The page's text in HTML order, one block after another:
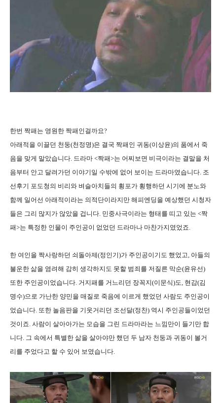
한번 짝패는 영원한 짝패인걸까요?
아래적을 이끌던 천둥(천정명)은 결국 짝패인 귀동(이상윤)의 품에서 죽
음을 맞게 말았습니다. 드라마 <짝패>는 어찌보면 비극이라는 결말을 처
음부터 안고 달려가던 이야기일 수밖에 없어 보이는 드라마였습니다. 조
선후기 포도청의 비리와 벼슬아치들의 횡포가 횡행하던 시기에 분노와
함께 일어선 아래적이라는 의적단이라지만 해피엔딩을 예상했던 시청자
들은 그리 많지가 않았을 겁니다. 민중사극이라는 형태를 띠고 있는 <짝
패>는 특정한 인물이 주인공이 없었던 드라마나 마찬가지였었죠.
한 여인을 짝사랑하던 쇠돌아제(정인기)가 주인공이기도 했었고, 아들의
불운한 삶을 염려해 감히 생각하지도 못할 범죄를 저질른 막순(윤유선)
또한 주인공이었습니다. 거지패를 거느리던 장꼭지(이문식)도, 현감(김
명수)으로 가난한 양민을 매질로 죽음에 이르게 했었던 사람도 주인공이
었습니다. 또한 놀음판을 기웃거리던 조선달(정찬) 역시 주인공들이었던
것이죠. 사람이 살아아가는 모습을 그린 드라마라는 느낌만이 들기만 합
니다. 그 속에서 특별한 삶을 살아야만 했던 두 남자 천둥과 귀동이 볼거
리를 주었다고 할 수 있어 보였습니다.